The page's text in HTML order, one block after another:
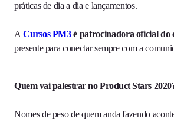
práticas de dia a dia e lançamentos.
ACursos PM3é patrocinadora oficial do
presente para conectar sempre com a
Quem vai palestrar no Product Stars
Nomes de peso de quem anda fazendo